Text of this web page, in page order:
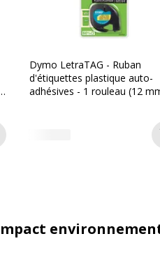
au panier
Dymo LetraTAG - Ruban
d'étiquettes plastique auto-
adhésives - 1 rouleau (12